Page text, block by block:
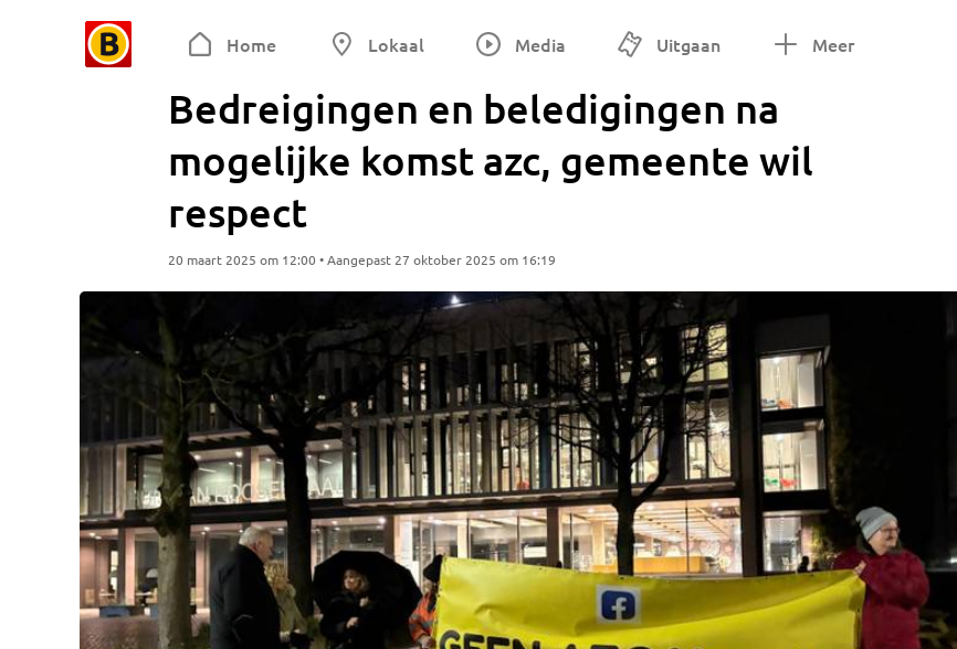
Home Lokaal Media Uitgaan Meer
Bedreigingen en beledigingen na
mogelijke komst azc, gemeente wil
respect
20 maart 2025 om 12:00 • Aangepast 27 oktober 2025 om 16:19